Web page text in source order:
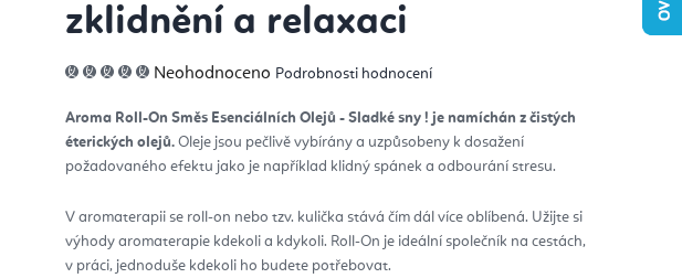
zklidnění a relaxaci
Průměrné
hodnocení
0,0
z
5
hvězdiček.
Neohodnoceno Podrobnosti hodnocení
Aroma Roll-On Směs Esenciálních Olejů - Sladké sny ! je namíchán z čistých
éterických olejů. Oleje jsou pečlivě vybírány a uzpůsobeny k dosažení
požadovaného efektu jako je například klidný spánek a odbourání stresu.
V aromaterapii se roll-on nebo tzv. kulička stává čím dál více oblíbená. Užijte si
výhody aromaterapie kdekoli a kdykoli. Roll-On je ideální společník na cestách,
v práci, jednoduše kdekoli ho budete potřebovat.